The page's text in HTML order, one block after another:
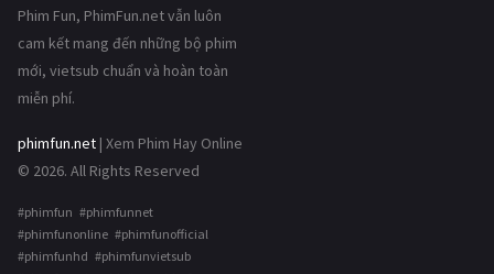
Phim Fun, PhimFun.net vẫn luôn
cam kết mang đến những bộ phim
mới, vietsub chuẩn và hoàn toàn
miễn phí.
phimfun.net | Xem Phim Hay Online
© 2026. All Rights Reserved
#phimfun #phimfunnet
#phimfunonline #phimfunofficial
#phimfunhd #phimfunvietsub